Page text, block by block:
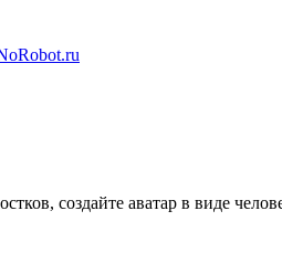
создайте аватар в виде